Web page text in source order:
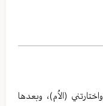
(الاُم)، وبعدها